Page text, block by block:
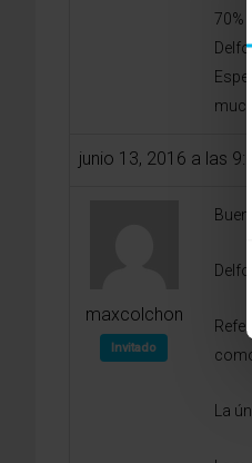
70%
junio 13, 2016 a las
maxcolchon
Invitado
La